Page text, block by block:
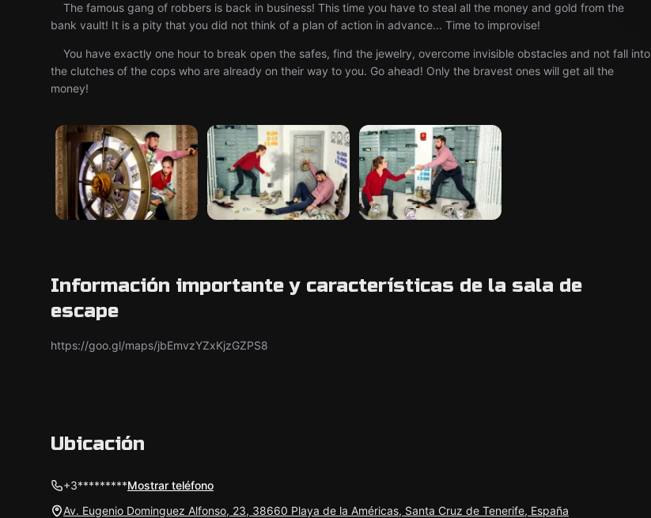
The famous gang of robbers is back in business! This time you have to steal all the money and gold from the
bank vault! It is a pity that you did not think of a plan of action in advance... Time to improvise!
You have exactly one hour to break open the safes, find the jewelry, overcome invisible obstacles and not fall into
the clutches of the cops who are already on their way to you. Go ahead! Only the bravest ones will get all the
money!
Información importante y características de la sala de
escape
https://goo.gl/maps/jbEmvzYZxKjzGZPS8
Ubicación
+3*********Mostrar teléfono
Av. Eugenio Dominguez Alfonso, 23, 38660 Playa de la Américas, Santa Cruz de Tenerife, España